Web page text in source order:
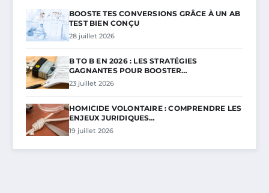
BOOSTE TES CONVERSIONS GRÂCE À UN AB
TEST BIEN CONÇU
28 juillet 2026
B TO B EN 2026 : LES STRATÉGIES
GAGNANTES POUR BOOSTER…
23 juillet 2026
HOMICIDE VOLONTAIRE : COMPRENDRE LES
ENJEUX JURIDIQUES…
19 juillet 2026